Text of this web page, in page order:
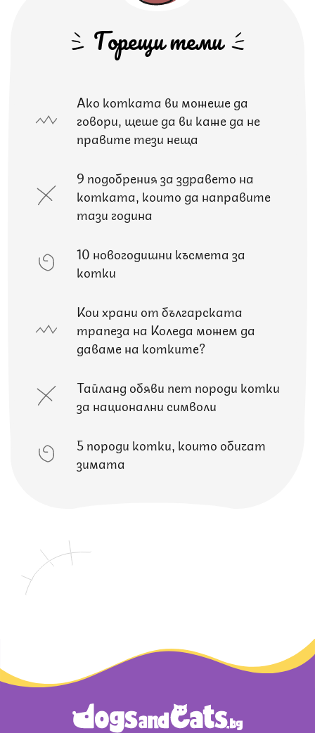
Горещи теми
Ако котката ви можеше да
говори, щеше да ви каже да не
правите тези неща
9 подобрения за здравето на
котката, които да направите
тази година
10 новогодишни късмета за
котки
Кои храни от българската
трапеза на Коледа можем да
даваме на котките?
Тайланд обяви пет породи котки
за национални символи
5 породи котки, които обичат
зимата